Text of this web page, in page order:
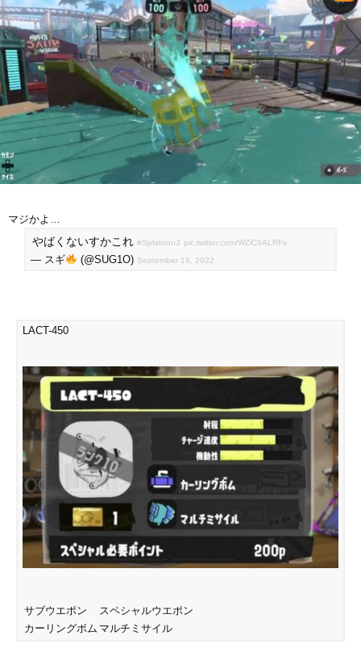
マジかよ…
やばくないすかこれ #Splatoon3 pic.twitter.com/WZiC9ALRFs
— スギ (@SUG1O) September 19, 2022
LACT-450
サブウエポン
スペシャルウエポン
カーリングボム マルチミサイル